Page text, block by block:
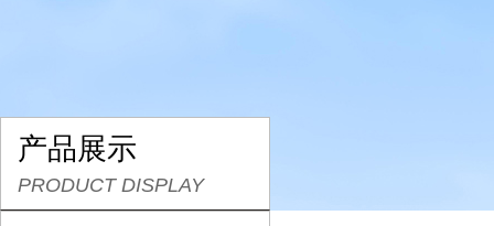
产品展示
PRODUCT DISPLAY